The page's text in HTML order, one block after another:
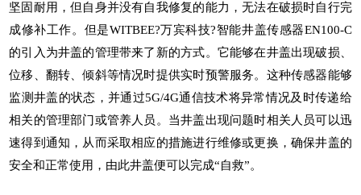
坚固耐用，但自身并没有自我修复的能力，无法在破损时自行完
成修补工作。但是WITBEE?万宾科技?智能井盖传感器EN100-C
的引入为井盖的管理带来了新的方式。它能够在井盖出现破损、
位移、翻转、倾斜等情况时提供实时预警服务。这种传感器能够
监测井盖的状态，并通过5G/4G通信技术将异常情况及时传递给
相关的管理部门或管养人员。当井盖出现问题时相关人员可以迅
速得到通知，从而采取相应的措施进行维修或更换，确保井盖的
安全和正常使用，由此井盖便可以完成“自救”。